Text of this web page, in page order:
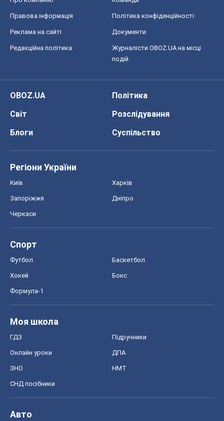
Правова інформація Політика конфіденційності
Реклама на сайті Документи
Редакційна політика
Журналісти OBOZ.UA на місці
подій
OBOZ.UA
Політика
Світ
Розслідування
Блоги
Суспільство
Регіони України
Київ Харків
Запоріжжя Дніпро
Черкаси
Спорт
Футбол Баскетбол
Хокей Бокс
Формула-1
Моя школа
ГДЗ Підручники
Онлайн уроки ДПА
ЗНО НМТ
СНД посібники
Авто